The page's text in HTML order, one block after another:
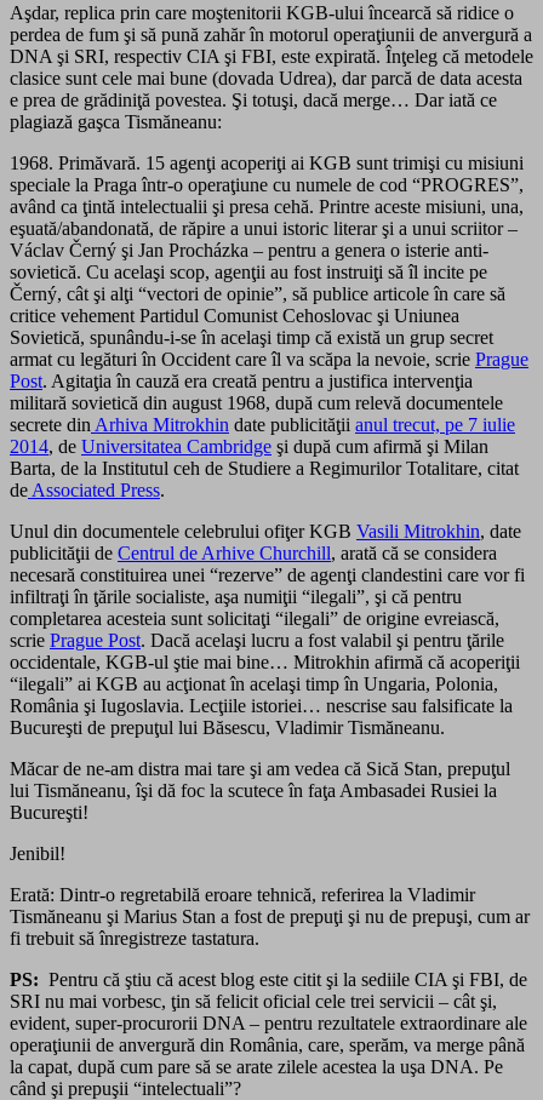
Aşdar, replica prin care moştenitorii KGB-ului încearcă să ridice o
perdea de fum şi să pună zahăr în motorul operaţiunii de anvergură a
DNA şi SRI, respectiv CIA şi FBI, este expirată. Înţeleg că metodele
clasice sunt cele mai bune (dovada Udrea), dar parcă de data acesta
e prea de grădiniţă povestea. Şi totuşi, dacă merge… Dar iată ce
plagiază gaşca Tismăneanu:
1968. Primăvară. 15 agenţi acoperiţi ai KGB sunt trimişi cu misiuni
speciale la Praga într-o operaţiune cu numele de cod “PROGRES”,
având ca ţintă intelectualii şi presa cehă. Printre aceste misiuni, una,
eşuată/abandonată, de răpire a unui istoric literar şi a unui scriitor –
Václav Černý şi Jan Procházka – pentru a genera o isterie anti-
sovietică. Cu acelaşi scop, agenţii au fost instruiţi să îl incite pe
Černý, cât şi alţi “vectori de opinie”, să publice articole în care să
critice vehement Partidul Comunist Cehoslovac şi Uniunea
Sovietică, spunându-i-se în acelaşi timp că există un grup secret
armat cu legături în Occident care îl va scăpa la nevoie, scrie Prague
Post. Agitaţia în cauză era creată pentru a justifica intervenţia
militară sovietică din august 1968, după cum relevă documentele
secrete din Arhiva Mitrokhin date publicităţii anul trecut, pe 7 iulie
2014, de Universitatea Cambridge şi după cum afirmă şi Milan
Barta, de la Institutul ceh de Studiere a Regimurilor Totalitare, citat
de Associated Press.
Unul din documentele celebrului ofiţer KGB Vasili Mitrokhin, date
publicităţii de Centrul de Arhive Churchill, arată că se considera
necesară constituirea unei “rezerve” de agenţi clandestini care vor fi
infiltraţi în ţările socialiste, aşa numiţii “ilegali”, şi că pentru
completarea acesteia sunt solicitaţi “ilegali” de origine evreiască,
scrie Prague Post. Dacă acelaşi lucru a fost valabil şi pentru ţările
occidentale, KGB-ul ştie mai bine… Mitrokhin afirmă că acoperiţii
“ilegali” ai KGB au acţionat în acelaşi timp în Ungaria, Polonia,
România şi Iugoslavia. Lecţiile istoriei… nescrise sau falsificate la
Bucureşti de prepuţul lui Băsescu, Vladimir Tismăneanu.
Măcar de ne-am distra mai tare şi am vedea că Sică Stan, prepuţul
lui Tismăneanu, îşi dă foc la scutece în faţa Ambasadei Rusiei la
Bucureşti!
Jenibil!
Erată: Dintr-o regretabilă eroare tehnică, referirea la Vladimir
Tismăneanu şi Marius Stan a fost de prepuţi şi nu de prepuşi, cum ar
fi trebuit să înregistreze tastatura.
PS: Pentru că ştiu că acest blog este citit şi la sediile CIA şi FBI, de
SRI nu mai vorbesc, ţin să felicit oficial cele trei servicii – cât şi,
evident, super-procurorii DNA – pentru rezultatele extraordinare ale
operaţiunii de anvergură din România, care, sperăm, va merge până
la capat, după cum pare să se arate zilele acestea la uşa DNA. Pe
când şi prepuşii “intelectuali”?